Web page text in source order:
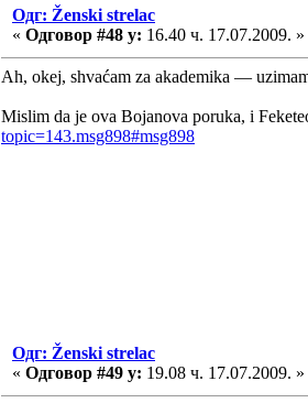
Одг: Ženski strelac
« Одговор #48 у: 16.40 ч. 17.07.2009. »
Ah, okej, shvaćam za akademika —
Mislim da je ova Bojanova poruka, i
topic=143.msg898#msg898
Одг: Ženski strelac
« Одговор #49 у: 19.08 ч. 17.07.2009. »